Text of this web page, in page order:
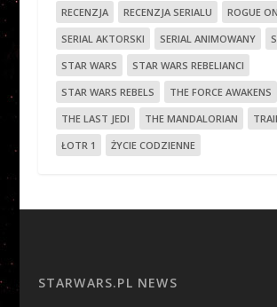
RECENZJA
RECENZJA SERIALU ROGUE
SERIAL AKTORSKI
SERIAL ANIMOWANY
STAR WARS
STAR WARS REBELIANCI
STAR WARS REBELS
THE FORCE AWAKENS
THE LAST JEDI
THE MANDALORIAN
ŁOTR 1
ŻYCIE CODZIENNE
STARWARS.PL NEWS